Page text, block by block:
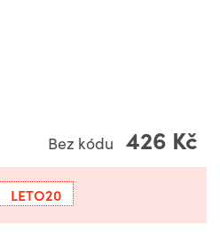
Bez kódu 426 Kč
LETO20